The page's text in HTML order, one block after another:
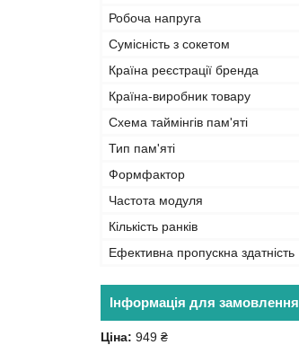
Робоча напруга
Сумісність з сокетом
Країна реєстрації бренда
Країна-виробник товару
Схема таймінгів пам'яті
Тип пам'яті
Формфактор
Частота модуля
Кількість ранків
Ефективна пропускна здатність
Інформація для замовлення
Ціна: 949 ₴